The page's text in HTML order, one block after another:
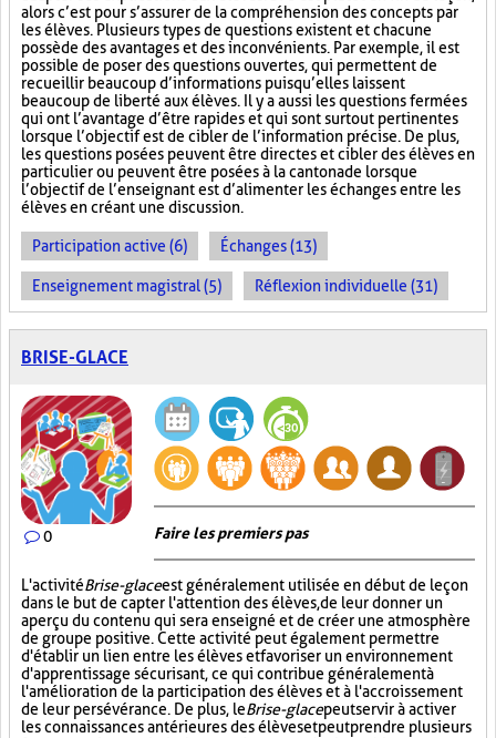
alors c’est pour s’assurer de la compréhension des concepts par
les élèves. Plusieurs types de questions existent et chacune
possède des avantages et des inconvénients. Par exemple, il est
possible de poser des questions ouvertes, qui permettent de
recueillir beaucoup d’informations puisqu’elles laissent
beaucoup de liberté aux élèves. Il y a aussi les questions fermées
qui ont l’avantage d’être rapides et qui sont surtout pertinentes
lorsque l’objectif est de cibler de l’information précise. De plus,
les questions posées peuvent être directes et cibler des élèves en
particulier ou peuvent être posées à la cantonade lorsque
l’objectif de l’enseignant est d’alimenter les échanges entre les
élèves en créant une discussion.
Participation active (6) Échanges (13)
Enseignement magistral (5) Réflexion individuelle (31)
BRISE-GLACE
0 Faire les premiers pas
L'activitéBrise-glaceest généralement utilisée en début de leçon
dans le but de capter l'attention des élèves, de leur donner un
aperçu du contenu qui sera enseigné et de créer une atmosphère
de groupe positive. Cette activité peut également permettre
d'établir un lien entre les élèves et favoriser un environnement
d'apprentissage sécurisant, ce qui contribue généralement à
l'amélioration de la participation des élèves et à l'accroissement
de leur persévérance. De plus, leBrise-glacepeut servir à activer
les connaissances antérieures des élèves et peut prendre plusieurs